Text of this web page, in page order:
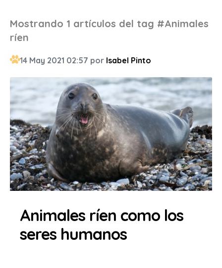
Mostrando 1 artículos del tag #Animales
ríen
14 May 2021 02:57 por Isabel Pinto
Animales ríen como los
seres humanos